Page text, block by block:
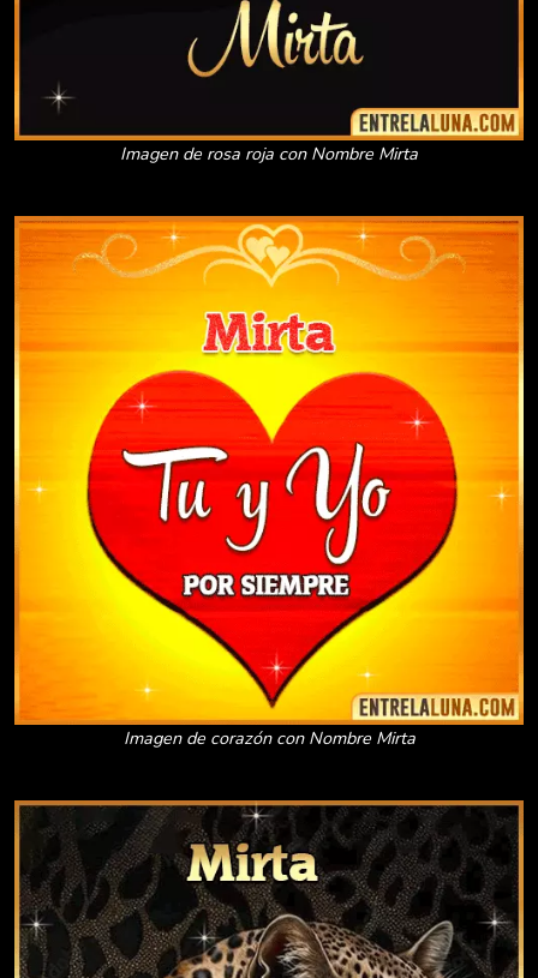
Imagen de rosa roja con Nombre Mirta
Imagen de corazón con Nombre Mirta